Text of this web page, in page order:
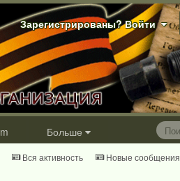
Зарегистрированы? Войти
Больше
Вся активность Новые сообщения